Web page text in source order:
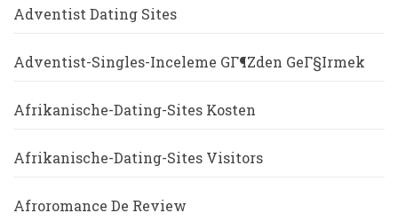
Adventist Dating Sites
Adventist-Singles-Inceleme GГ¶zden GeГ§irmek
Afrikanische-Dating-Sites Kosten
Afrikanische-Dating-Sites Visitors
Afroromance De Review